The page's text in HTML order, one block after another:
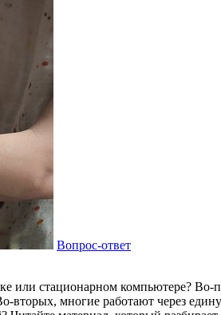
Вопрос-ответ
или стационарном компьютере? Во-
многие работают через